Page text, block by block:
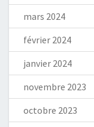
mars 2024
février 2024
janvier 2024
novembre 2023
octobre 2023